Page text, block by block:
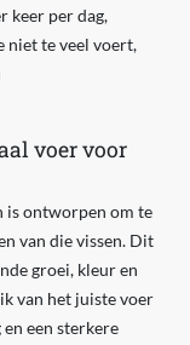
keer per dag,
niet te veel voert,
voer voor
is ontworpen om te
van die vissen. Dit
groei, kleur en
van het juiste voer
een sterkere